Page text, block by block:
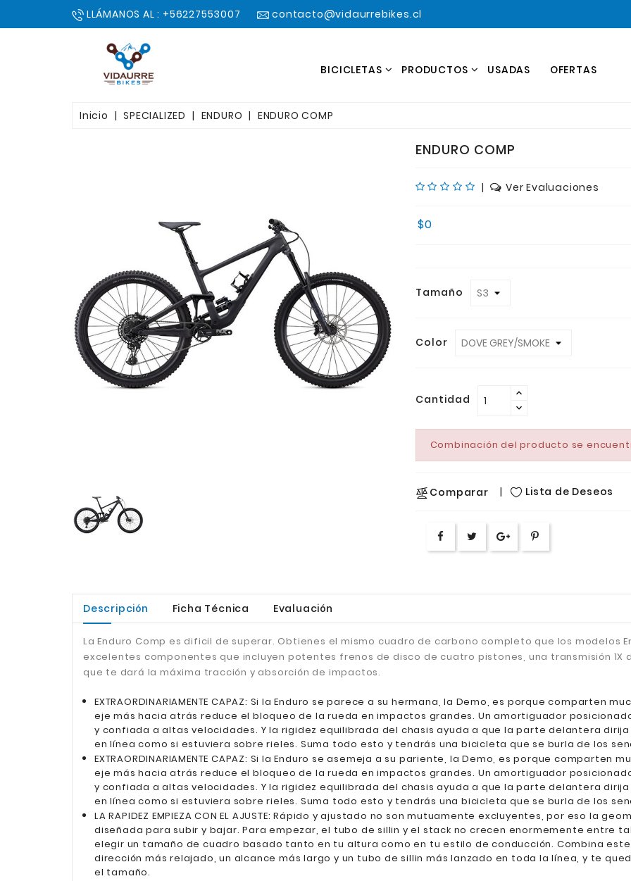
LLÁMANOS AL : +56227553007 contacto@vidaurrebikes.cl
BICICLETAS PRODUCTOS USADAS OFERTAS
Inicio SPECIALIZED ENDURO ENDURO COMP
ENDURO COMP
| Ver Evaluaciones
$0
Tamaño
Color
Cantidad
Combinación del producto se
Comparar Lista de Deseos
Descripción Ficha Técnica Evaluación
La Enduro Comp es dificil de superar. Obtienes el mismo cuadro de carbono completo que los modelos
excelentes componentes que incluyen potentes frenos de disco de cuatro pistones, una transmisión 1X
que te dará la máxima tracción y absorción de impactos.
EXTRAORDINARIAMENTE CAPAZ: Si la Enduro se parece a su hermana, la Demo, es porque comparten
eje más hacia atrás reduce el bloqueo de la rueda en impactos grandes. Un amortiguador
y confiada a altas velocidades. Y la rigidez equilibrada del chasis ayuda a que la parte delantera
en línea como si estuviera sobre rieles. Suma todo esto y tendrás una bicicleta que se burla de los
EXTRAORDINARIAMENTE CAPAZ: Si la Enduro se asemeja a su pariente, la Demo, es porque comparten
eje más hacia atrás reduce el bloqueo de la rueda en impactos grandes. Un amortiguador
y confiada a altas velocidades. Y la rigidez equilibrada del chasis ayuda a que la parte delantera
en línea como si estuviera sobre rieles. Suma todo esto y tendrás una bicicleta que se burla de los
LA RAPIDEZ EMPIEZA CON EL AJUSTE: Rápido y ajustado no son mutuamente excluyentes, por eso la
diseñada para subir y bajar. Para empezar, el tubo de sillin y el stack no crecen enormemente entre
elegir un tamaño de cuadro basado tanto en tu altura como en tu estilo de conducción. Combina
dirección más relajado, un alcance más largo y un tubo de sillin más lanzado en toda la línea, y te
el tamaño.